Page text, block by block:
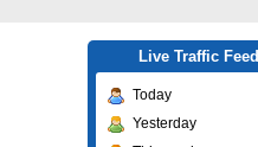
Live Traffic Feed
Today
Yesterday